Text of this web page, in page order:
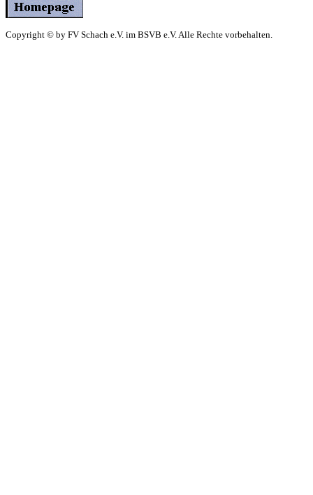
Copyright © by FV Schach e.V. im BSVB e.V. Alle Rechte vorbehalten.